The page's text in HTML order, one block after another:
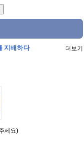
지배하다 더보기
세요)